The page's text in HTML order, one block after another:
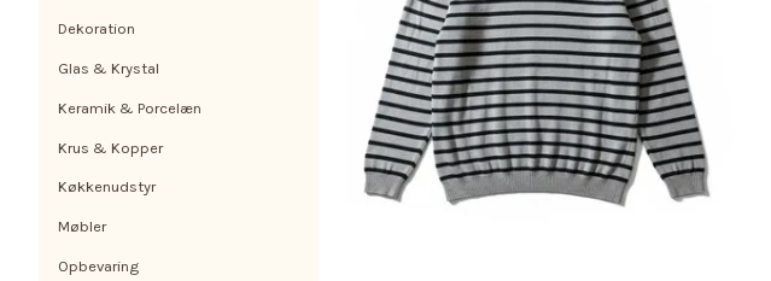
Dekoration
Glas & Krystal
Keramik & Porcelæn
Krus & Kopper
Køkkenudstyr
Møbler
Opbevaring